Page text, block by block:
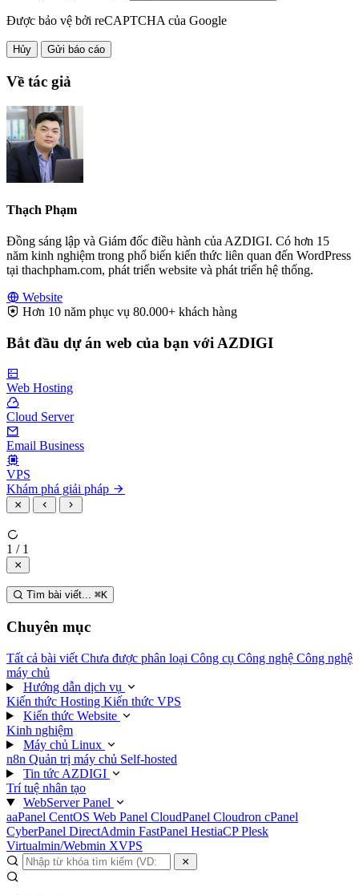
Được bảo vệ bởi reCAPTCHA của Google
Hủy Gửi báo cáo
Về tác giả
Thạch Phạm
Đồng sáng lập và Giám đốc điều hành của AZDIGI. Có hơn 15
năm kinh nghiệm trong phổ biến kiến thức liên quan đến WordPress
tại thachpham.com, phát triển website và phát triển hệ thống.
Website
Hơn 10 năm phục vụ 80.000+ khách hàng
Bắt đầu dự án web của bạn với AZDIGI
Web Hosting
Cloud Server
Email Business
VPS
Khám phá giải pháp
1 / 1
Tìm bài viết... ⌘K
Chuyên mục
Tất cả bài viết Chưa được phân loại Công cụ Công nghệ Công nghệ
máy chủ
Hướng dẫn dịch vụ
Kiến thức Hosting Kiến thức VPS
Kiến thức Website
Kinh nghiệm
Máy chủ Linux
n8n Quản trị máy chủ Self-hosted
Tin tức AZDIGI
Trí tuệ nhân tạo
WebServer Panel
aaPanel CentOS Web Panel CloudPanel Cloudron cPanel
CyberPanel DirectAdmin FastPanel HestiaCPPlesk
Virtualmin/Webmin XVPS